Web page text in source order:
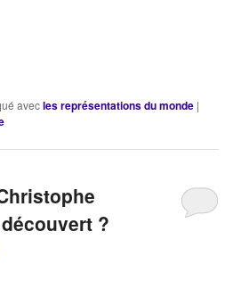
avecles représentations du monde |
?